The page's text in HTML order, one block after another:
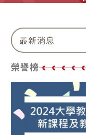
最新消息
榮譽榜